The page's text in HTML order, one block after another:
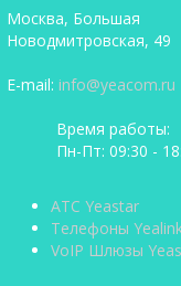
Москва, Большая
Новодмитровская, 49
E-mail: info@yeacom.ru
Время работы:
Пн-Пт: 09:30 -
АТС Yeastar
Телефоны
VoIP Шлюзы